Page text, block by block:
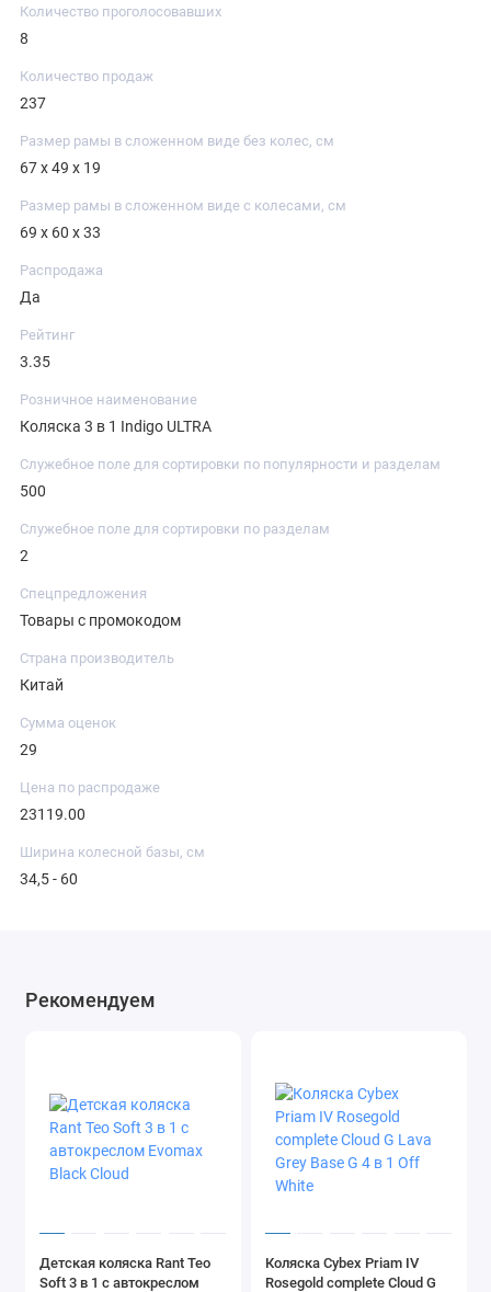
Количество проголосовавших
8
Количество продаж
237
Размер рамы в сложенном виде без колес, см
67 х 49 х 19
Размер рамы в сложенном виде с колесами, см
69 х 60 х 33
Распродажа
Да
Рейтинг
3.35
Розничное наименование
Коляска 3 в 1 Indigo ULTRA
Служебное поле для сортировки по популярности и разделам
500
Служебное поле для сортировки по разделам
2
Спецпредложения
Товары с промокодом
Страна производитель
Китай
Сумма оценок
29
Цена по распродаже
23119.00
Ширина колесной базы, см
34,5 - 60
Рекомендуем
Детская коляска Rant Teo
Soft 3 в 1 с автокреслом
Коляска Cybex Priam IV
Rosegold complete Cloud G